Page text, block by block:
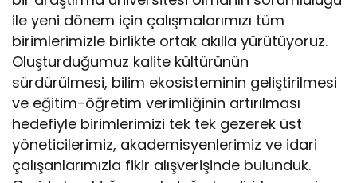
ile yeni dönem için çalışmalarımızı tüm
birimlerimizle birlikte ortak akılla yürütüyoruz.
Oluşturduğumuz kalite kültürünün
sürdürülmesi, bilim ekosisteminin geliştirilmesi
ve eğitim-öğretim verimliğinin artırılması
hedefiyle birimlerimizi tek tek gezerek üst
yöneticilerimiz, akademisyenlerimiz ve idari
çalışanlarımızla fikir alışverişinde bulunduk.